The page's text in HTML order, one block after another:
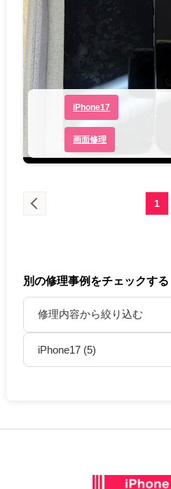
iPhone17
画面修理
1
別の修理事例をチェックする